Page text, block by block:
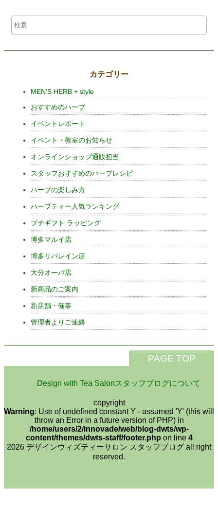
カテゴリー
MEN'S HERB + style
おすすめのハーブ
イベントレポート
イベント・教室のお知らせ
オンラインショップ通販担当
スタッフおすすめのハーブレシピ
ハーブの楽しみ方
ハーブティー人気ランキング
プチギフト ラッピング
博多マルイ店
博多リバレイン店
大分オーパ店
新商品のご案内
新店舗・催事
管理者よりご連絡
PAGE TOP
Design with Tea Salonスタッフブログについて
copyright
Warning: Use of undefined constant Y - assumed 'Y' (this will
throw an Error in a future version of PHP) in
/home/users/2/innovade/web/blog-dwts/wp-
content/themes/dwts-staff/footer.php on line 4
2026 デザインウィズティーサロン スタッフブログ all right
reserved.